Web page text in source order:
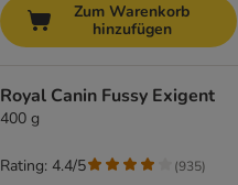
Zum Warenkorb
hinzufügen
Royal Canin Fussy Exigent
400 g
Rating: 4.4/5 (935)